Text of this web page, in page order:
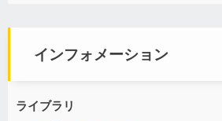
インフォメーション
ライブラリ